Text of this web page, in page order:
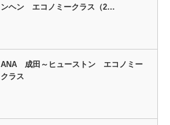
ンヘン エコノミークラス（2…
ANA 成田～ヒューストン エコノミー
クラス